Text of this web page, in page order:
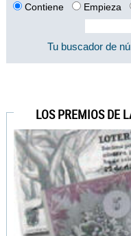
Contiene Empieza
Tu buscador de
LOS PREMIOS DE